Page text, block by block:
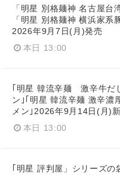
「明星 別格麺神 名古屋台
「明星 別格麺神 横浜家系
2026年9月7日(月)発売
本日 13:00
｢明星 韓流辛麺 激辛牛だ
ン｣｢明星 韓流辛麺 激辛濃
メン｣2026年9月14日(月)
本日 13:00
｢明星 評判屋」シリーズ